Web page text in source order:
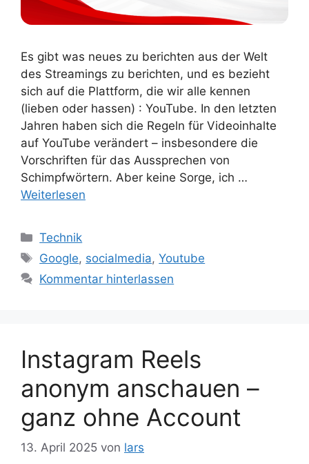
Es gibt was neues zu berichten aus der Welt
des Streamings zu berichten, und es bezieht
sich auf die Plattform, die wir alle kennen
(lieben oder hassen) : YouTube. In den letzten
Jahren haben sich die Regeln für Videoinhalte
auf YouTube verändert – insbesondere die
Vorschriften für das Aussprechen von
Schimpfwörtern. Aber keine Sorge, ich …
Weiterlesen
Kategorien
Technik
Schlagwörter
Google, socialmedia,Youtube
Kommentar hinterlassen
Instagram Reels
anonym anschauen –
ganz ohne Account
13. April 2025 von lars